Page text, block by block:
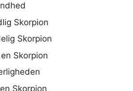
Skorpion
Skorpion
Skorpion
Skorpion